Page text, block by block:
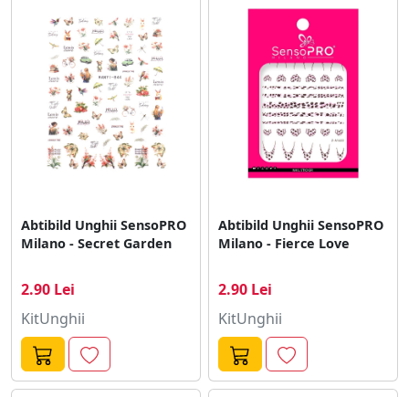
Butterfly, model WG429 este pentru tine!
Abtibild Unghii SensoPRO
Milano - Secret Garden
2.90 Lei
KitUnghii
Abtibild Unghii SensoPRO
Milano - Fierce Love
2.90 Lei
KitUnghii